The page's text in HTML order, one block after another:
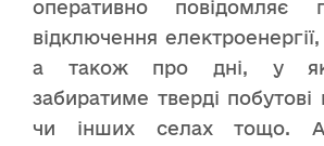
оперативно повідомляє
відключення
а також про дні, у які
забиратиме тверді побутові
чи інших селах тощо.